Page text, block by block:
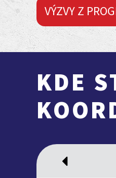
VÝZVY Z
KDE